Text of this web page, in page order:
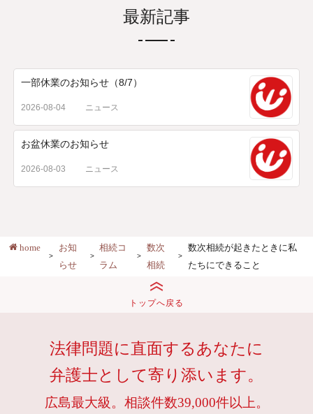
最新記事
一部休業のお知らせ（8/7）
2026-08-04 ニュース
お盆休業のお知らせ
2026-08-03 ニュース
home
お知
らせ
相続コ
ラム
数次
相続
数次相続が起きたときに私
たちにできること
トップへ戻る
法律問題に直面するあなたに
弁護士として寄り添います。
広島最大級。相談件数39,000件以上。